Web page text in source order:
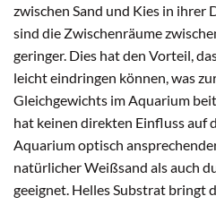
zwischen Sand und Kies in ihrer
sind die Zwischenräume
geringer. Dies hat den Vorteil,
leicht eindringen können, was
Gleichgewichts im Aquarium
hat keinen direkten Einfluss auf
Aquarium optisch
natürlicher Weißsand als auch
geeignet. Helles Substrat bringt